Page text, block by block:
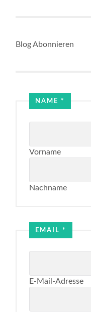
Blog Abonnieren
NAME*
Vorname
Nachname
Email
EMAIL*
E-Mail-Adresse